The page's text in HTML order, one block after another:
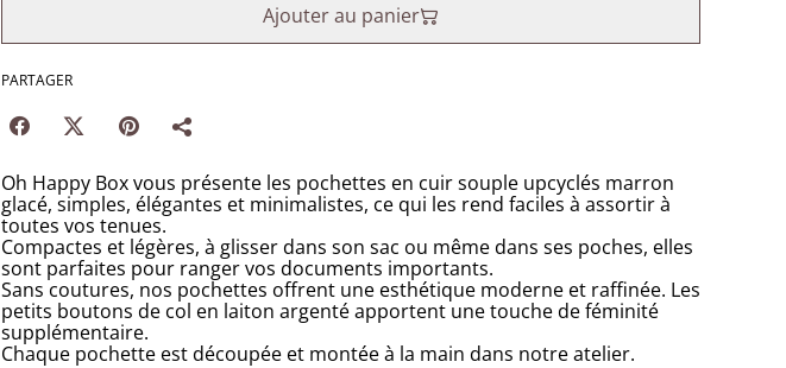
Ajouter au panier
PARTAGER
Oh Happy Box vous présente les pochettes en cuir souple upcyclés marron
glacé, simples, élégantes et minimalistes, ce qui les rend faciles à assortir à
toutes vos tenues.
Compactes et légères, à glisser dans son sac ou même dans ses poches, elles
sont parfaites pour ranger vos documents importants.
Sans coutures, nos pochettes offrent une esthétique moderne et raffinée. Les
petits boutons de col en laiton argenté apportent une touche de féminité
supplémentaire.
Chaque pochette est découpée et montée à la main dans notre atelier.